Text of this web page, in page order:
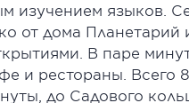
изучением языков.
от дома
В паре
и рестораны.
до Садового